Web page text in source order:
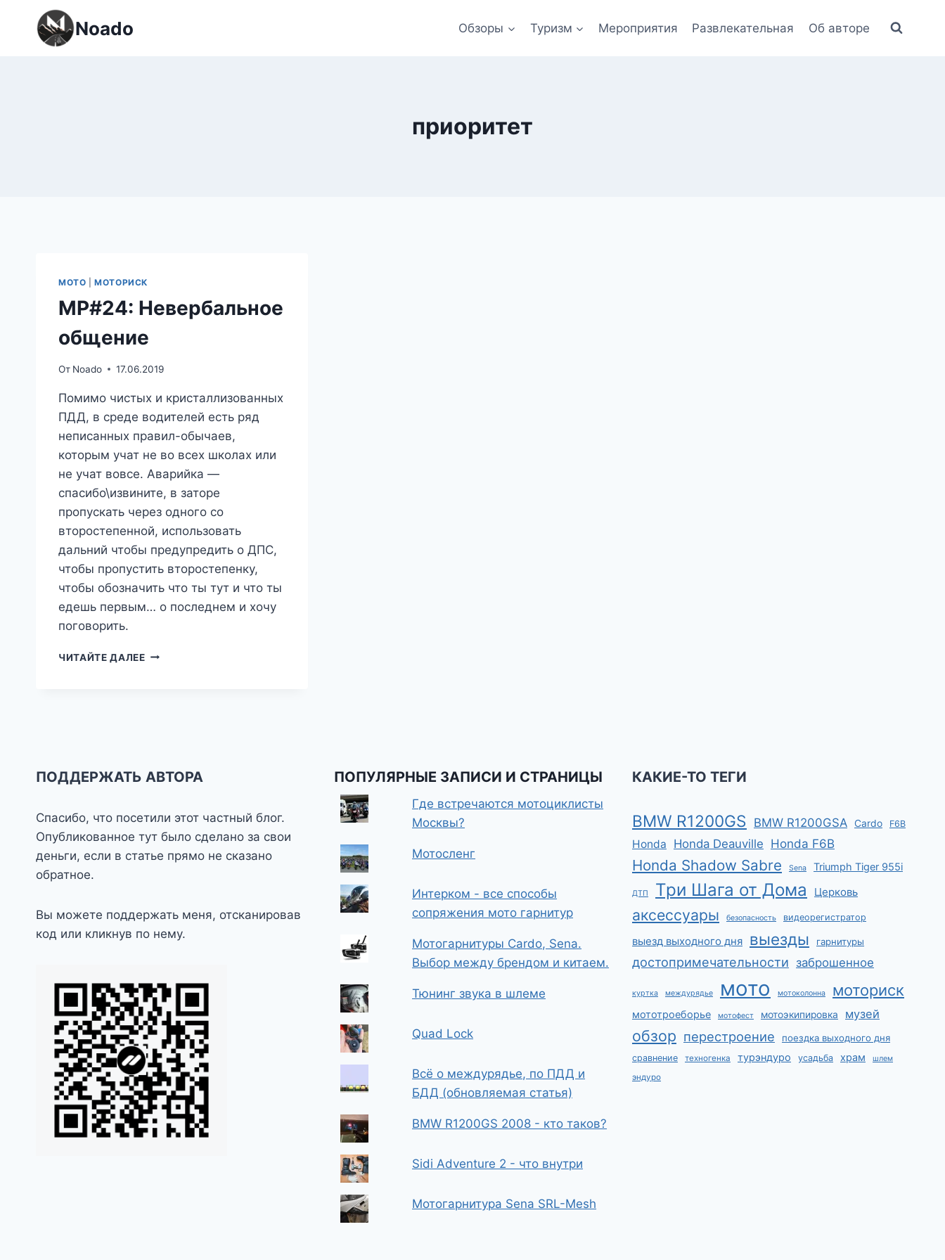
Перейти
содержимому
Noado Обзоры Туризм Мероприятия Развлекательная Об авторе
приоритет
МОТО |МОТОРИСК
МР#24: Невербальное
общение
От Noado 17.06.2019
Помимо чистых и кристаллизованных
ПДД, в среде водителей есть ряд
неписанных правил-обычаев,
которым учат не во всех школах или
не учат вовсе. Аварийка —
спасибо\извините, в заторе
пропускать через одного со
второстепенной, использовать
дальний чтобы предупредить о ДПС,
чтобы пропустить второстепенку,
чтобы обозначить что ты тут и что ты
едешь первым… о последнем и хочу
поговорить.
ЧИТАЙТЕ ДАЛЕЕМР#24:
ПОДДЕРЖАТЬ АВТОРА
Спасибо, что посетили этот частный блог.
Опубликованное тут было сделано за свои
деньги, если в статье прямо не сказано
обратное.
Вы можете поддержать меня, отсканировав
код или кликнув по нему.
ПОПУЛЯРНЫЕ ЗАПИСИ И СТРАНИЦЫ
Где встречаются мотоциклисты
Москвы?
Мотосленг
Интерком - все способы
сопряжения мото гарнитур
Мотогарнитуры Cardo, Sena.
Выбор между брендом и китаем.
Тюнинг звука в шлеме
Quad Lock
Всё о междурядье, по ПДД и
БДД (обновляемая статья)
BMW R1200GS 2008 - кто таков?
Sidi Adventure 2 - что внутри
Мотогарнитура Sena SRL-Mesh
КАКИЕ-ТО ТЕГИ
BMW R1200GS BMW R1200GSA Cardo F6B
Honda Honda Deauville Honda F6B
Honda Shadow Sabre Sena Triumph Tiger 955i
ДТП Три Шага от Дома Церковь
аксессуары безопасность видеорегистратор
выезд выходного дня выезды гарнитуры
достопримечательности заброшенное
куртка междурядье мото мотоколонна моториск
мототроеборье мотофест мотоэкипировка музей
обзор перестроение поездка выходного дня
сравнение техногенка турэндуро усадьба храм шлем
эндуро